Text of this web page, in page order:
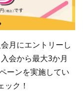
月にエントリーし
会から最大3か月
ーンを実施してい
ク！